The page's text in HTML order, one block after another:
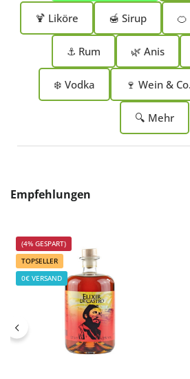
🍹 Liköre 🍯 Sirup
⚓ Rum 🌿 Anis
❄️ Vodka 🍷 Wein & Co.
🔍 Mehr
Produktgalerie überspringen
Empfehlungen
(4% GESPART)
TOPSELLER
0€ VERSAND